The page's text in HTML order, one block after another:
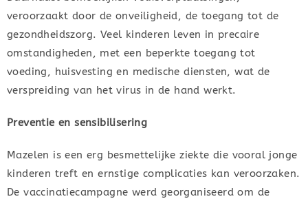
veroorzaakt door de onveiligheid, de toegang tot de
gezondheidszorg. Veel kinderen leven in precaire
omstandigheden, met een beperkte toegang tot
voeding, huisvesting en medische diensten, wat de
verspreiding van het virus in de hand werkt.
Preventie en sensibilisering
Mazelen is een erg besmettelijke ziekte die vooral jonge
kinderen treft en ernstige complicaties kan veroorzaken.
De vaccinatiecampagne werd georganiseerd om de